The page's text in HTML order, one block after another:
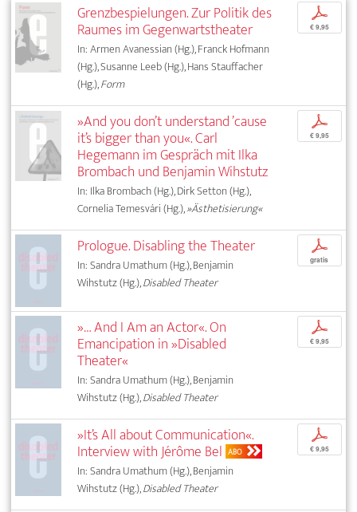
Grenzbespielungen. Zur Politik des
Raumes im Gegenwartstheater
In: Armen Avanessian (Hg.), Franck Hofmann
(Hg.), Susanne Leeb (Hg.), Hans Stauffacher
(Hg.),Form
p
€ 9,95
»And you don’t understand ’cause
it’s bigger than you«. Carl
Hegemann im Gespräch mit Ilka
Brombach und Benjamin Wihstutz
In: Ilka Brombach (Hg.), Dirk Setton (Hg.),
Cornelia Temesvári (Hg.),»Ästhetisierung«
p
€ 9,95
Prologue. Disabling the Theater
In: Sandra Umathum (Hg.), Benjamin
Wihstutz (Hg.),Disabled Theater
p
gratis
»… And I Am an Actor«. On
Emancipation in »Disabled
Theater«
In: Sandra Umathum (Hg.), Benjamin
Wihstutz (Hg.),Disabled Theater
p
€ 9,95
»It’s All about Communication«.
Interview with Jérôme Bel ABO
In: Sandra Umathum (Hg.), Benjamin
Wihstutz (Hg.),Disabled Theater
p
€ 9,95